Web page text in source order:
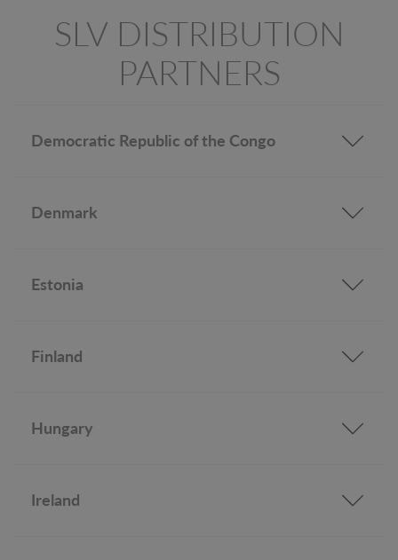
SLV DISTRIBUTION
PARTNERS
Democratic Republic of the Congo
Denmark
Estonia
Finland
Hungary
Ireland